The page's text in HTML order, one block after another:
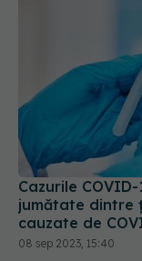
Cazurile
jumătate dintre
cauzate de
08 sep 2023, 15:40